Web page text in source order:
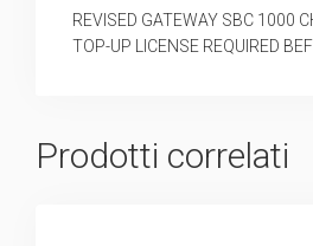
REVISED GATEWAY SBC 1000
TOP-UP LICENSE REQUIRED
Prodotti correlati